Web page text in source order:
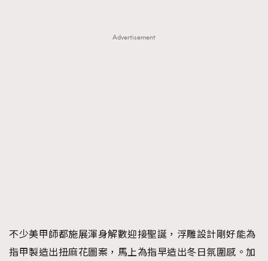
Advertisement
不少美甲師都施展渾身解數迎接聖誕，浮雕設計剛好能為
指甲製造出扭麻花圖案，馬上為指早造出冬日氛圍感。加